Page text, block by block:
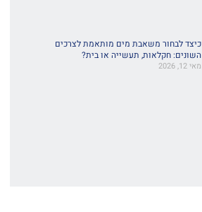
כיצד לבחור משאבת מים מותאמת לצרכים
השונים: חקלאות, תעשייה או בית?
מאי 12, 2026